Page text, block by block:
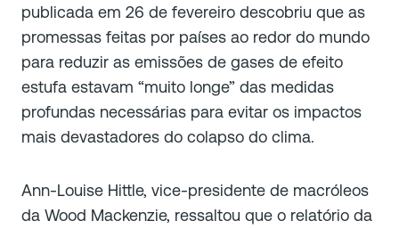
publicada em 26 de fevereiro descobriu que as
promessas feitas por países ao redor do mundo
para reduzir as emissões de gases de efeito
estufa estavam “muito longe” das medidas
profundas necessárias para evitar os impactos
mais devastadores do colapso do clima.
Ann-Louise Hittle, vice-presidente de macróleos
da Wood Mackenzie, ressaltou que o relatório da